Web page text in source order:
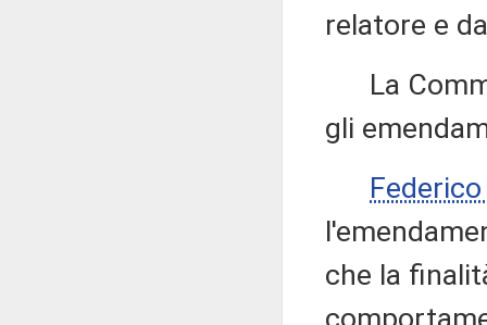
relatore e
La
gli
Federico
che la